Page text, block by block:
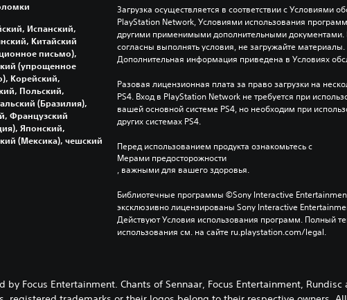
Испанский,
Китайский
письмо),
(упрощенное
Корейский,
Польский,
(Бразилия),
Французский
Японский,
(Мексика), чешский
Загрузка осуществляется в соответствии с Условиями
PlayStation Network, Условиями использования
другими применимыми дополнительными документами.
согласны выполнять условия, не загружайте материалы.
Дополнительная информация приведена в Условиях
Разовая лицензионная плата за право загрузки на
PS4. Вход в PlayStation Network не требуется при
вашей основной системе PS4, но необходим при
других системах PS4.
Перед использованием продукта ознакомьтесь с
Мерами предосторожности
, важными для вашего здоровья.
Библиотечные программы ©Sony Interactive
эксклюзивно лицензированы Sony Interactive
Действуют Условия использования программ. Полный
использования см. на сайте ru.playstation.com/legal.
Focus Entertainment. Chants of Sennaar, Focus Entertainment,